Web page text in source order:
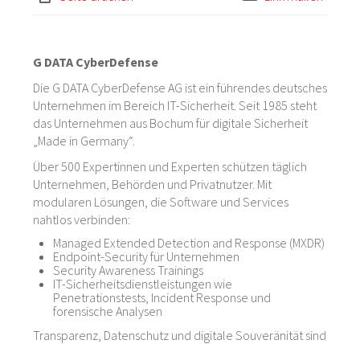
G DATA CyberDefense
Die G DATA CyberDefense AG ist ein führendes deutsches
Unternehmen im Bereich IT-Sicherheit. Seit 1985 steht
das Unternehmen aus Bochum für digitale Sicherheit
„Made in Germany“.
Über 500 Expertinnen und Experten schützen täglich
Unternehmen, Behörden und Privatnutzer. Mit
modularen Lösungen, die Software und Services
nahtlos verbinden:
Managed Extended Detection and Response (MXDR)
Endpoint-Security für Unternehmen
Security Awareness Trainings
IT-Sicherheitsdienstleistungen wie
Penetrationstests, Incident Response und
forensische Analysen
Transparenz, Datenschutz und digitale Souveränität sind